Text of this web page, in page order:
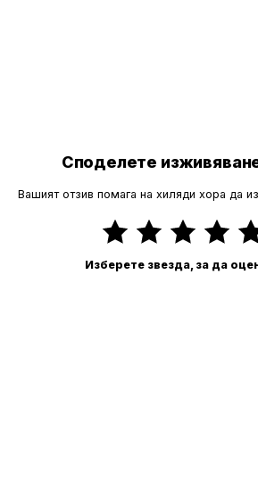
Споделете
Вашият отзив помага на хиляди хора да
Изберете звезда, за да